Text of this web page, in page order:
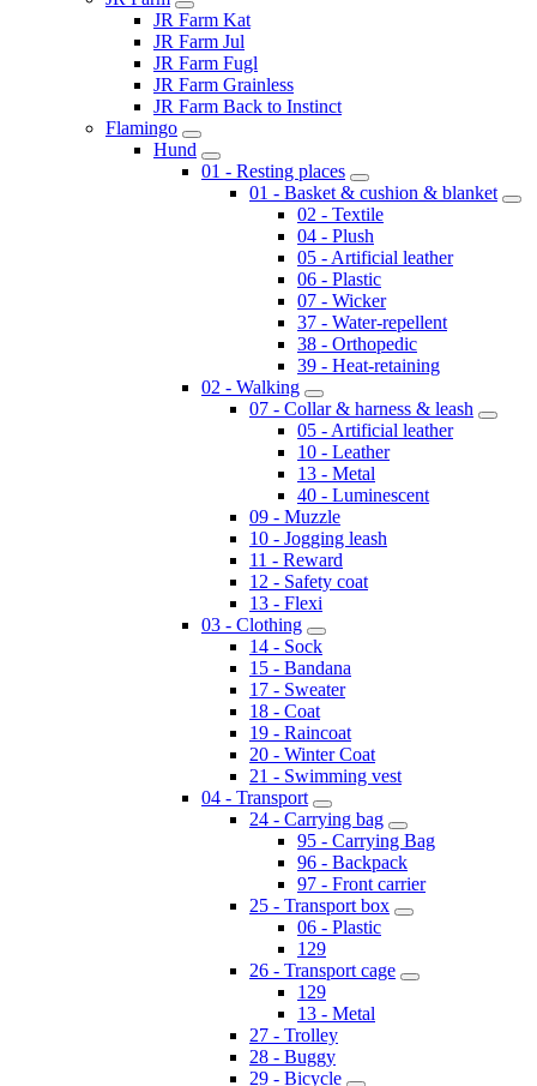
JR Farm Kat
JR Farm Jul
JR Farm Fugl
JR Farm Grainless
JR Farm Back to Instinct
Flamingo
Hund
01 - Resting places
01 - Basket & cushion & blanket
02 - Textile
04 - Plush
05 - Artificial leather
06 - Plastic
07 - Wicker
37 - Water-repellent
38 - Orthopedic
39 - Heat-retaining
02 - Walking
07 - Collar & harness & leash
05 - Artificial leather
10 - Leather
13 - Metal
40 - Luminescent
09 - Muzzle
10 - Jogging leash
11 - Reward
12 - Safety coat
13 - Flexi
03 - Clothing
14 - Sock
15 - Bandana
17 - Sweater
18 - Coat
19 - Raincoat
20 - Winter Coat
21 - Swimming vest
04 - Transport
24 - Carrying bag
95 - Carrying Bag
96 - Backpack
97 - Front carrier
25 - Transport box
06 - Plastic
129
26 - Transport cage
129
13 - Metal
27 - Trolley
28 - Buggy
29 - Bicycle